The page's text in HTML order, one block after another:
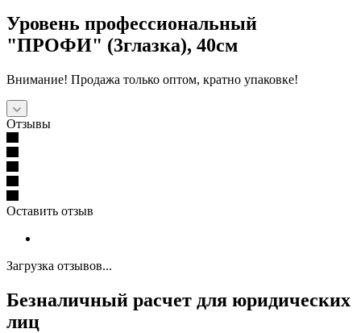
Уровень профессиональный
"ПРОФИ" (3глазка), 40см
Внимание! Продажа только оптом, кратно упаковке!
Отзывы
Оставить отзыв
Загрузка отзывов...
Безналичный расчет для юридических
лиц